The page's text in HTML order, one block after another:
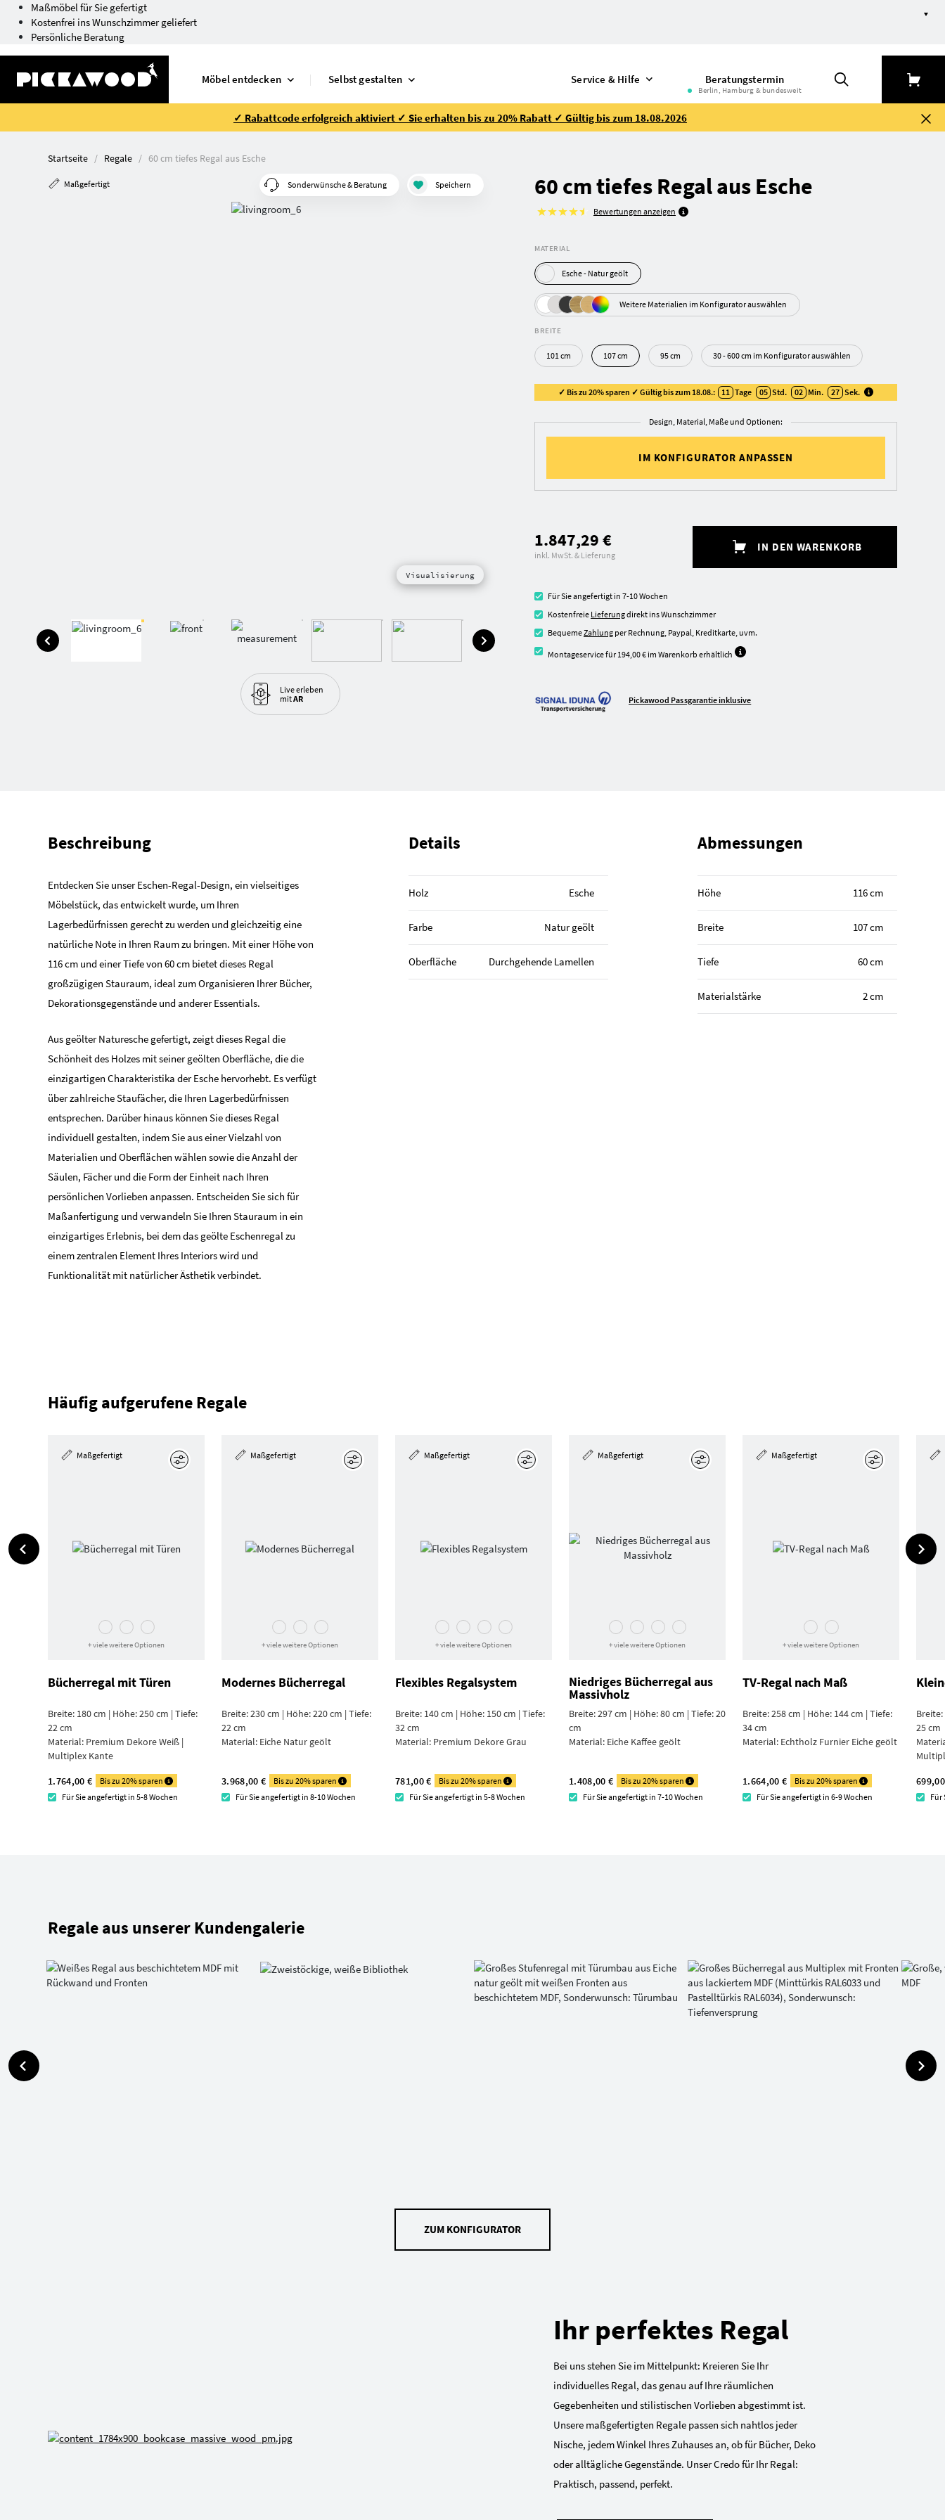
Maßmöbel für Sie gefertigt
Kostenfrei ins Wunschzimmer geliefert
Persönliche Beratung
Möbel entdecken Selbst gestalten Service & Hilfe Beratungstermin
Berlin, Hamburg & bundesweit
✓ Rabattcode erfolgreich aktiviert ✓ Sie erhalten bis zu 20% Rabatt ✓ Gültig bis zum 18.08.2026
Startseite Regale 60 cm tiefes Regal aus Esche
Maßgefertigt Sonderwünsche & Beratung Speichern
Visualisierung
Live erleben
mitAR
60 cm tiefes Regal aus Esche
Bewertungen anzeigen
MATERIAL
Esche - Natur geölt
Weitere Materialien im Konfigurator auswählen
BREITE
101 cm 107 cm 95 cm 30 - 600 cm im Konfigurator auswählen
✓ Bis zu 20% sparen ✓ Gültig bis zum 18.08.: 11 Tage 05 Std. 02 Min. 26 Sek.
Design, Material, Maße und Optionen:
IM KONFIGURATOR ANPASSEN
1.847,29 €
inkl. MwSt. & Lieferung
IN DEN WARENKORB
Für Sie angefertigt in 7-10 Wochen
Kostenfreie Lieferungdirekt ins Wunschzimmer
BequemeZahlung per Rechnung, Paypal, Kreditkarte, uvm.
Montageservice für 194,00 € im Warenkorb erhältlich
Pickawood Passgarantie inklusive
Beschreibung
Entdecken Sie unser Eschen-Regal-Design, ein vielseitiges
Möbelstück, das entwickelt wurde, um Ihren
Lagerbedürfnissen gerecht zu werden und gleichzeitig eine
natürliche Note in Ihren Raum zu bringen. Mit einer Höhe von
116 cm und einer Tiefe von 60 cm bietet dieses Regal
großzügigen Stauraum, ideal zum Organisieren Ihrer Bücher,
Dekorationsgegenstände und anderer Essentials.
Aus geölter Naturesche gefertigt, zeigt dieses Regal die
Schönheit des Holzes mit seiner geölten Oberfläche, die die
einzigartigen Charakteristika der Esche hervorhebt. Es verfügt
über zahlreiche Staufächer, die Ihren Lagerbedürfnissen
entsprechen. Darüber hinaus können Sie dieses Regal
individuell gestalten, indem Sie aus einer Vielzahl von
Materialien und Oberflächen wählen sowie die Anzahl der
Säulen, Fächer und die Form der Einheit nach Ihren
persönlichen Vorlieben anpassen. Entscheiden Sie sich für
Maßanfertigung und verwandeln Sie Ihren Stauraum in ein
einzigartiges Erlebnis, bei dem das geölte Eschenregal zu
einem zentralen Element Ihres Interiors wird und
Funktionalität mit natürlicher Ästhetik verbindet.
Details
Holz Esche
Farbe Natur geölt
Oberfläche Durch­gehende Lamellen
Abmessungen
Höhe 116 cm
Breite 107 cm
Tiefe 60 cm
Materialstärke 2 cm
Häufig aufgerufene Regale
Maßgefertigt
+ viele weitere Optionen
Bücherregal mit Türen
Breite: 180 cm | Höhe: 250 cm | Tiefe:
22 cm
Material: Premium Dekore Weiß |
Multiplex Kante
1.764,00 €
Bis zu 20% sparen
Für Sie angefertigt in 5-8 Wochen
Maßgefertigt
+ viele weitere Optionen
Modernes Bücherregal
Breite: 230 cm | Höhe: 220 cm | Tiefe:
22 cm
Material: Eiche Natur geölt
3.968,00 €
Bis zu 20% sparen
Für Sie angefertigt in 8-10 Wochen
Maßgefertigt
+ viele weitere Optionen
Flexibles Regalsystem
Breite: 140 cm | Höhe: 150 cm | Tiefe:
32 cm
Material: Premium Dekore Grau
781,00 €
Bis zu 20% sparen
Für Sie angefertigt in 5-8 Wochen
Maßgefertigt
+ viele weitere Optionen
Niedriges Bücherregal aus
Massivholz
Breite: 297 cm | Höhe: 80 cm | Tiefe: 20
cm
Material: Eiche Kaffee geölt
1.408,00 €
Bis zu 20% sparen
Für Sie angefertigt in 7-10 Wochen
Maßgefertigt
+ viele weitere Optionen
TV-Regal nach Maß
Breite: 258 cm | Höhe: 144 cm | Tiefe:
34 cm
Material: Echtholz Furnier Eiche geölt
1.664,00 €
Bis zu 20% sparen
Für Sie angefertigt in 6-9 Wochen
Breite:
25 cm
Für
Regale aus unserer Kundengalerie
ZUM KONFIGURATOR
Ihr perfektes Regal
Bei uns stehen Sie im Mittelpunkt: Kreieren Sie Ihr
individuelles Regal, das genau auf Ihre räumlichen
Gegebenheiten und stilistischen Vorlieben abgestimmt ist.
Unsere maßgefertigten Regale passen sich nahtlos jeder
Nische, jedem Winkel Ihres Zuhauses an, ob für Bücher, Deko
oder alltägliche Gegenstände. Unser Credo für Ihr Regal:
Praktisch, passend, perfekt.